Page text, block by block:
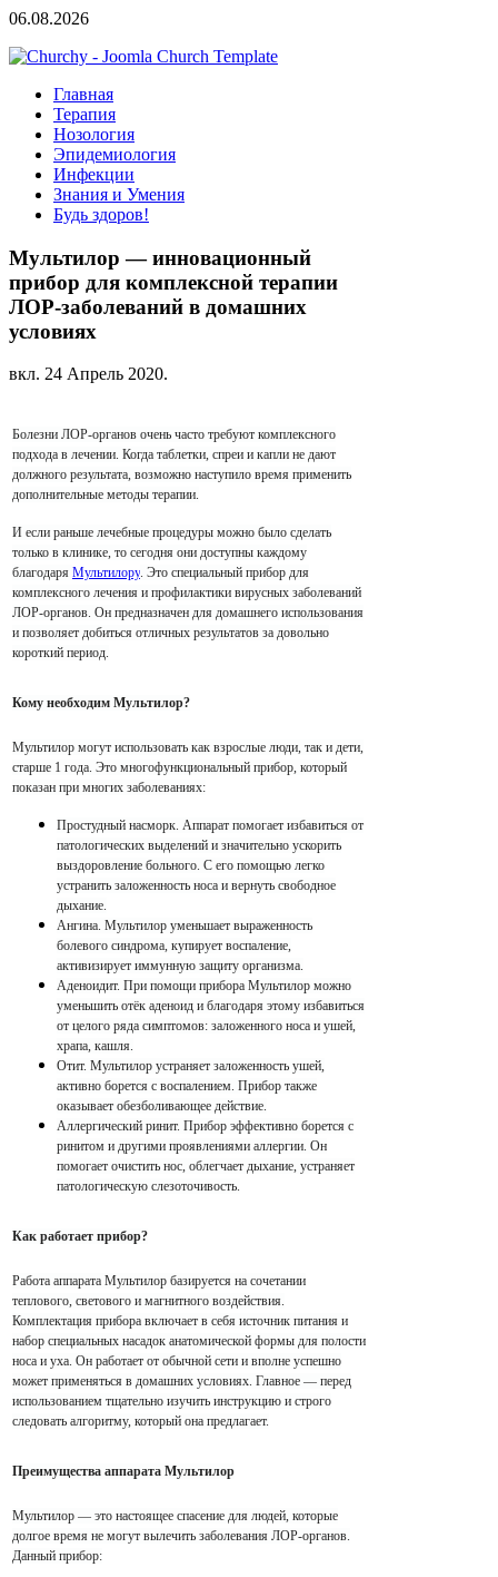
06.08.2026
Главная
Терапия
Нозология
Эпидемиология
Инфекции
Знания и Умения
Будь здоров!
Мультилор — инновационный
прибор для комплексной терапии
ЛОР-заболеваний в домашних
условиях
вкл. 24 Апрель 2020.
Болезни ЛОР-органов очень часто требуют комплексного
подхода в лечении. Когда таблетки, спреи и капли не дают
должного результата, возможно наступило время применить
дополнительные методы терапии.
И если раньше лечебные процедуры можно было сделать
только в клинике, то сегодня они доступны каждому
благодаря Мультилору. Это специальный прибор для
комплексного лечения и профилактики вирусных заболеваний
ЛОР-органов. Он предназначен для домашнего использования
и позволяет добиться отличных результатов за довольно
короткий период.
Кому необходим Мультилор?
Мультилор могут использовать как взрослые люди, так и дети,
старше 1 года. Это многофункциональный прибор, который
показан при многих заболеваниях:
Простудный насморк. Аппарат помогает избавиться от
патологических выделений и значительно ускорить
выздоровление больного. С его помощью легко
устранить заложенность носа и вернуть свободное
дыхание.
Ангина. Мультилор уменьшает выраженность
болевого синдрома, купирует воспаление,
активизирует иммунную защиту организма.
Аденоидит. При помощи прибора Мультилор можно
уменьшить отёк аденоид и благодаря этому избавиться
от целого ряда симптомов: заложенного носа и ушей,
храпа, кашля.
Отит. Мультилор устраняет заложенность ушей,
активно борется с воспалением. Прибор также
оказывает обезболивающее действие.
Аллергический ринит. Прибор эффективно борется с
ринитом и другими проявлениями аллергии. Он
помогает очистить нос, облегчает дыхание, устраняет
патологическую слезоточивость.
Как работает прибор?
Работа аппарата Мультилор базируется на сочетании
теплового, светового и магнитного воздействия.
Комплектация прибора включает в себя источник питания и
набор специальных насадок анатомической формы для полости
носа и уха. Он работает от обычной сети и вполне успешно
может применяться в домашних условиях. Главное — перед
использованием тщательно изучить инструкцию и строго
следовать алгоритму, который она предлагает.
Преимущества аппарата Мультилор
Мультилор — это настоящее спасение для людей, которые
долгое время не могут вылечить заболевания ЛОР-органов.
Данный прибор: